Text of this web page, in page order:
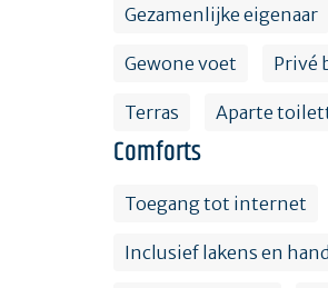
Gezamenlijke eigenaar
Gewone voet Privé
Terras Aparte
Comforts
Toegang tot internet
Inclusief lakens en